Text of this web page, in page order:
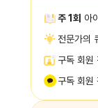
주 1회 아
전문가의
구독 회원
구독 회원